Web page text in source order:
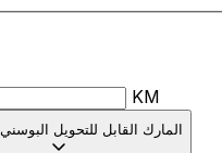
KM
المارك القابل للتحويل البوسني